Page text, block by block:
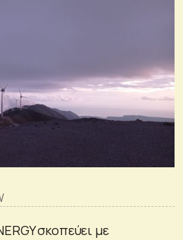
σκοπεύει με